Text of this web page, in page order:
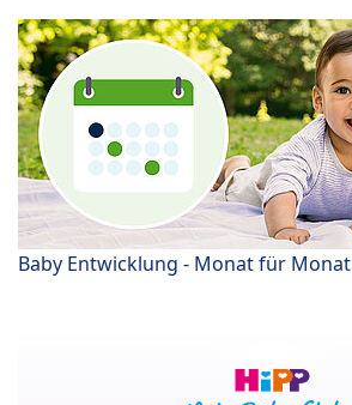
Baby Entwicklung - Monat für Monat